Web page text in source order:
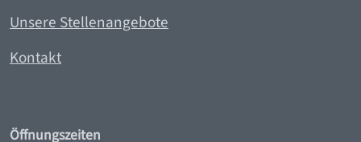
Unsere Stellenangebote
Kontakt
Öffnungszeiten